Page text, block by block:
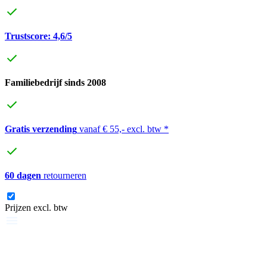
Trustscore: 4,6/5
Familiebedrijf sinds 2008
Gratis verzending vanaf € 55,- excl. btw *
60 dagen retourneren
Prijzen excl. btw